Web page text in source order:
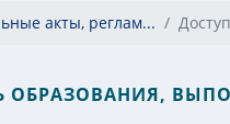
акты, реглам...
ОБРАЗОВАНИЯ,